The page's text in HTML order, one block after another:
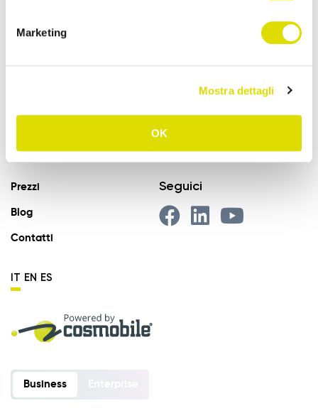
Marketing
Mostra dettagli
OK
Business
Integrazione
Prezzi
Blog
Contatti
IT EN ES
Seguici